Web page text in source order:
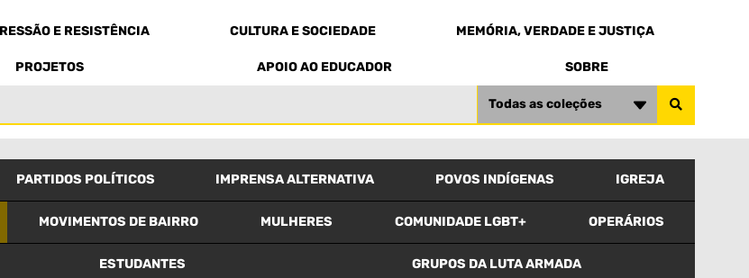
E RESISTÊNCIA CULTURA E SOCIEDADE MEMÓRIA, VERDADE E JUSTIÇA
PROJETOS APOIO AO EDUCADOR SOBRE
Todas as coleções
PARTIDOS POLÍTICOS IMPRENSA ALTERNATIVA POVOS INDÍGENAS IGREJA
MOVIMENTOS DE BAIRRO MULHERES COMUNIDADE LGBT+ OPERÁRIOS
ESTUDANTES GRUPOS DA LUTA ARMADA